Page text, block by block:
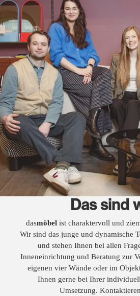
Das sind
dasmöbelist charaktervoll und
Wir sind das junge und dynamische
und stehen Ihnen bei allen
Inneneinrichtung und Beratung zur
eigenen vier Wände oder im
Ihnen gerne bei Ihrer
Umsetzung.